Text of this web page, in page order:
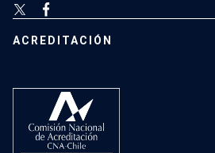
ACREDITACIÓN